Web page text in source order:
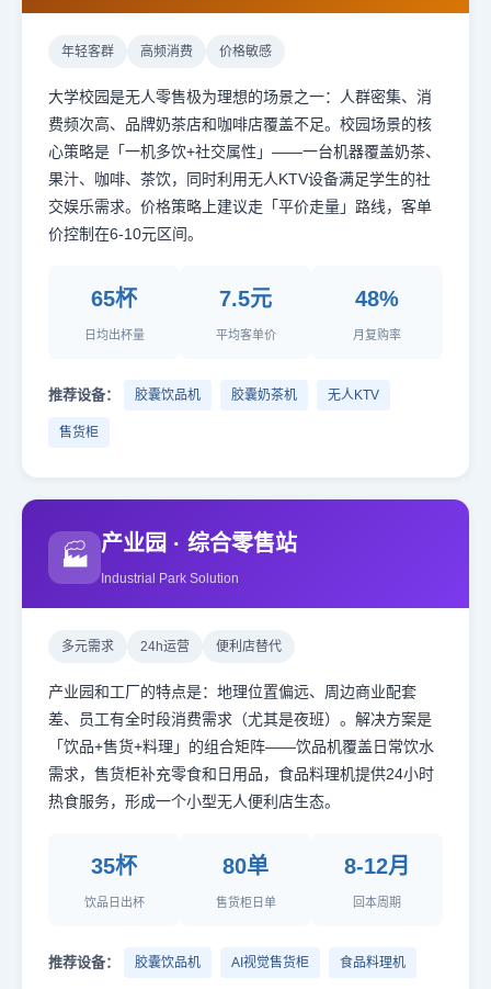
年轻客群 高频消费 价格敏感
大学校园是无人零售极为理想的场景之一：人群密集、消
费频次高、品牌奶茶店和咖啡店覆盖不足。校园场景的核
心策略是「一机多饮+社交属性」——一台机器覆盖奶茶、
果汁、咖啡、茶饮，同时利用无人KTV设备满足学生的社
交娱乐需求。价格策略上建议走「平价走量」路线，客单
价控制在6-10元区间。
65杯
日均出杯量
7.5元
平均客单价
48%
月复购率
推荐设备： 胶囊饮品机 胶囊奶茶机 无人KTV
售货柜
🏭 产业园 · 综合零售站
Industrial Park Solution
多元需求 24h运营 便利店替代
产业园和工厂的特点是：地理位置偏远、周边商业配套
差、员工有全时段消费需求（尤其是夜班）。解决方案是
「饮品+售货+料理」的组合矩阵——饮品机覆盖日常饮水
需求，售货柜补充零食和日用品，食品料理机提供24小时
热食服务，形成一个小型无人便利店生态。
35杯
饮品日出杯
80单
售货柜日单
8-12月
回本周期
推荐设备： 胶囊饮品机 AI视觉售货柜 食品料理机